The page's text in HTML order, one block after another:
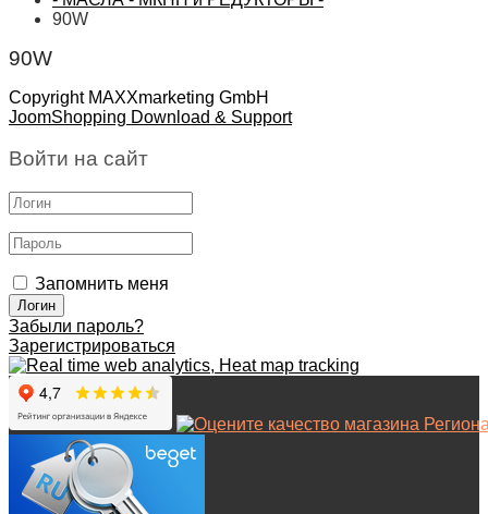
90W
90W
Copyright MAXXmarketing GmbH
JoomShopping Download & Support
Войти на сайт
Запомнить меня
Забыли пароль?
Зарегистрироваться